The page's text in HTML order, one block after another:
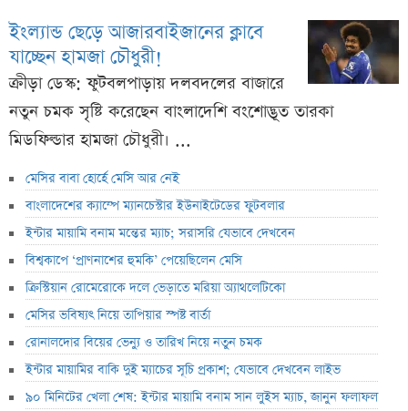
ইংল্যান্ড ছেড়ে আজারবাইজানের ক্লাবে
যাচ্ছেন হামজা চৌধুরী!
ক্রীড়া ডেস্ক: ফুটবলপাড়ায় দলবদলের বাজারে
নতুন চমক সৃষ্টি করেছেন বাংলাদেশি বংশোদ্ভূত তারকা
মিডফিল্ডার হামজা চৌধুরী। ...
মেসির বাবা হোর্হে মেসি আর নেই
বাংলাদেশের ক্যাম্পে ম্যানচেস্টার ইউনাইটেডের ফুটবলার
ইন্টার মায়ামি বনাম মন্তের ম্যাচ; সরাসরি যেভাবে দেখবেন
বিশ্বকাপে ‘প্রাণনাশের হুমকি’ পেয়েছিলেন মেসি
ক্রিস্টিয়ান রোমেরোকে দলে ভেড়াতে মরিয়া অ্যাথলেটিকো
মেসির ভবিষ্যৎ নিয়ে তাপিয়ার স্পষ্ট বার্তা
রোনালদোর বিয়ের ভেন্যু ও তারিখ নিয়ে নতুন চমক
ইন্টার মায়ামির বাকি দুই ম্যাচের সূচি প্রকাশ; যেভাবে দেখবেন লাইভ
৯০ মিনিটের খেলা শেষ: ইন্টার মায়ামি বনাম সান লুইস ম্যাচ, জানুন ফলাফল